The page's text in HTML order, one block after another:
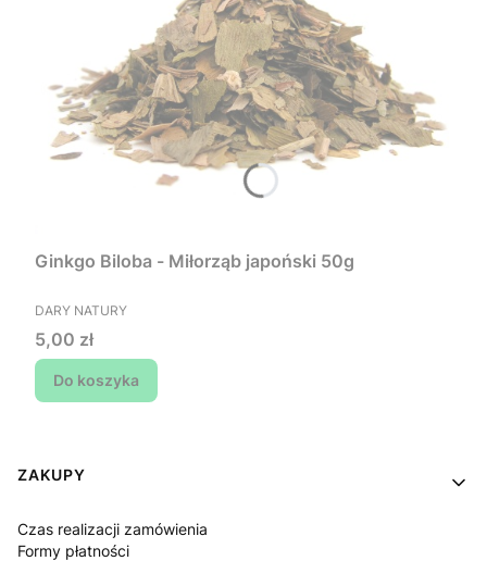
Ginkgo Biloba - Miłorząb japoński 50g
PRODUCENT
DARY NATURY
Cena
5,00 zł
Do koszyka
Linki w stopce
ZAKUPY
Czas realizacji zamówienia
Formy płatności